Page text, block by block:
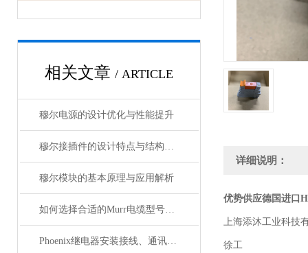
相关文章 / ARTICLE
穆尔电源的设计优化与性能提升
穆尔接插件的设计特点与结构优化
穆尔模块的基本原理与应用解析
如何选择合适的Murr电缆型号和规格？
Phoenix继电器安装接线、通讯集成与故障诊断指南
详细说明：
优势供应德国进口
上海添沐工业科技
徐工